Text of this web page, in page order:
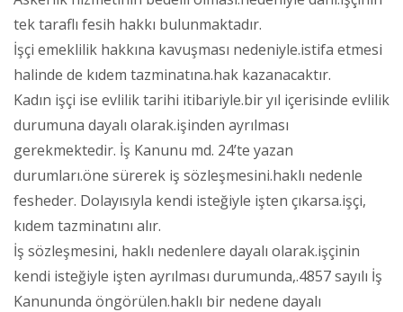
tek taraflı fesih hakkı bulunmaktadır.
İşçi emeklilik hakkına kavuşması nedeniyle.istifa etmesi
halinde de kıdem tazminatına.hak kazanacaktır.
Kadın işçi ise evlilik tarihi itibariyle.bir yıl içerisinde evlilik
durumuna dayalı olarak.işinden ayrılması
gerekmektedir. İş Kanunu md. 24’te yazan
durumları.öne sürerek iş sözleşmesini.haklı nedenle
fesheder. Dolayısıyla kendi isteğiyle işten çıkarsa.işçi,
kıdem tazminatını alır.
İş sözleşmesini, haklı nedenlere dayalı olarak.işçinin
kendi isteğiyle işten ayrılması durumunda,.4857 sayılı İş
Kanununda öngörülen.haklı bir nedene dayalı